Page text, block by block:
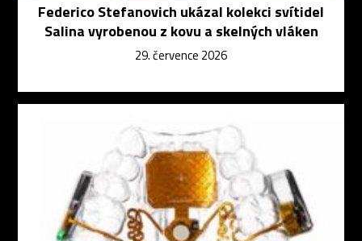
Federico Stefanovich ukázal kolekci svítidel
Salina vyrobenou z kovu a skelných vláken
29. července 2026